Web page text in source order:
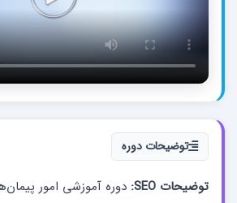
توضیحات دوره
توضیحات SEO: دوره آموزشی امور